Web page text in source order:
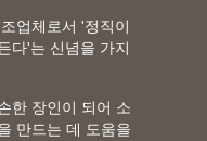
업체로서 '정직이
다'는 신념을 가지
한 장인이 되어 소
만드는 데 도움을